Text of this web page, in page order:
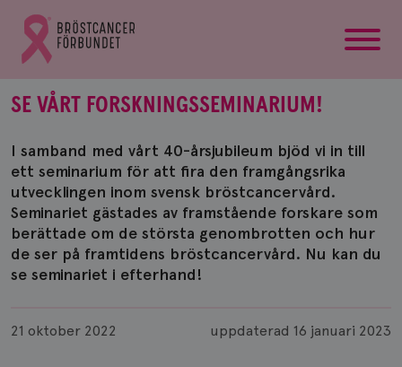
Gå
till
Bröstcancerförbundets
startsida
SE VÅRT FORSKNINGSSEMINARIUM!
I samband med vårt 40-årsjubileum bjöd vi in till
ett seminarium för att fira den framgångsrika
utvecklingen inom svensk bröstcancervård.
Seminariet gästades av framstående forskare som
berättade om de största genombrotten och hur
de ser på framtidens bröstcancervård. Nu kan du
se seminariet i efterhand!
Publicerad
21 oktober 2022 uppdaterad 16 januari 2023